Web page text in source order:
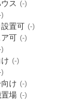
ス (-)
)
置可 (-)
可 (-)
)
(-)
)
け (-)
場 (-)